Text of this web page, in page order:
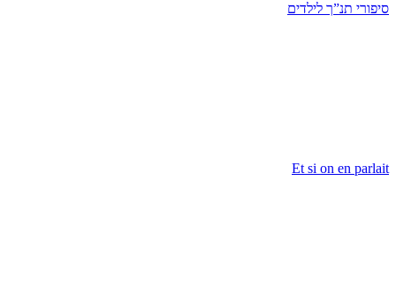
סיפורי תנ”ך לילדים
Et si on en parlait